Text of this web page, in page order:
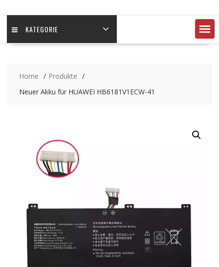
KATEGORIE
Home
Produkte
Neuer Akku für HUAWEI HB6181V1ECW-41